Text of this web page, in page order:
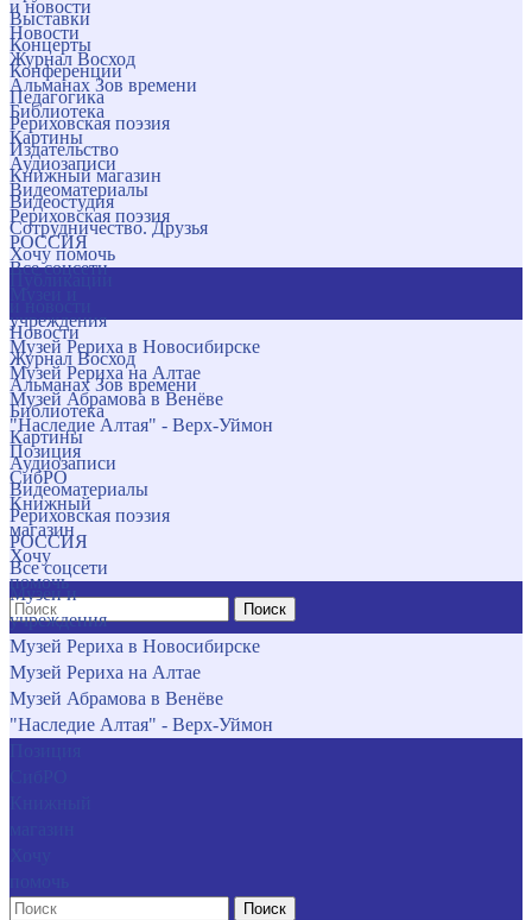
и новости
Новости
Журнал Восход
Альманах Зов времени
Библиотека
Картины
Аудиозаписи
Видеоматериалы
Рериховская поэзия
РОССИЯ
Все соцсети
учреждения
Музей Рериха в Новосибирске
Музей Рериха на Алтае
Музей Абрамова в Венёве
"Наследие Алтая" - Верх-Уймон
Позиция
СибРО
Книжный
магазин
Хочу
помочь
Поиск
Выставки
Концерты
Конференции
Педагогика
Рериховская поэзия
Издательство
Книжный магазин
Видеостудия
Сотрудничество. Друзья
Хочу помочь
Новости
Журнал Восход
Альманах Зов времени
Библиотека
Картины
Аудиозаписи
Видеоматериалы
Рериховская поэзия
РОССИЯ
Все соцсети
Музеи и
учреждения
Музей Рериха в Новосибирске
Музей Рериха на Алтае
Музей Абрамова в Венёве
"Наследие Алтая" - Верх-Уймон
Поиск